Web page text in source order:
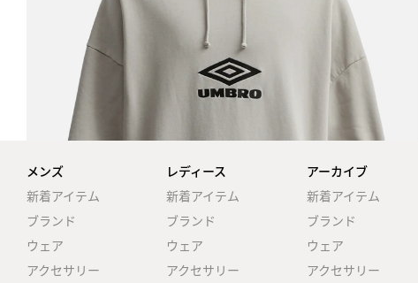
メンズ
新着アイテム
ブランド
ウェア
アクセサリー
レディース
新着アイテム
ブランド
ウェア
アクセサリー
アーカイブ
新着アイテム
ブランド
ウェア
アクセサリー